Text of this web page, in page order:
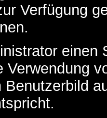
Verfügung
einen
Verwendung
Benutzerbild